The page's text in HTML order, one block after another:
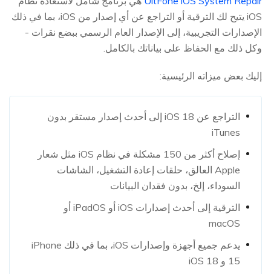
iOS يتيح لك الترقية أو التراجع عن أي إصدار من iOS، بما في ذلك
الإصدارات التجريبية، إلى الإصدار العام الرسمي ببضع نقرات -
وكل ذلك مع الحفاظ على بياناتك بالكامل.
إليك بعض ميزاته الرئيسية:
التراجع عن iOS 18 إلى أحدث إصدار مستقر بدون
iTunes
إصلاح أكثر من 150 مشكلة في نظام iOS مثل شعار
Apple العالق، حلقات إعادة التشغيل، الشاشات
السوداء، إلخ، بدون فقدان البيانات
الترقية إلى أحدث إصدارات iOS أو iPadOS أو
macOS
يدعم جميع أجهزة وإصدارات iOS، بما في ذلك iPhone
15 و iOS 18